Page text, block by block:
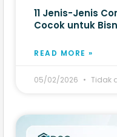
11 Jenis-Jenis
Cocok untuk
READ MORE »
05/02/2026 Tidak